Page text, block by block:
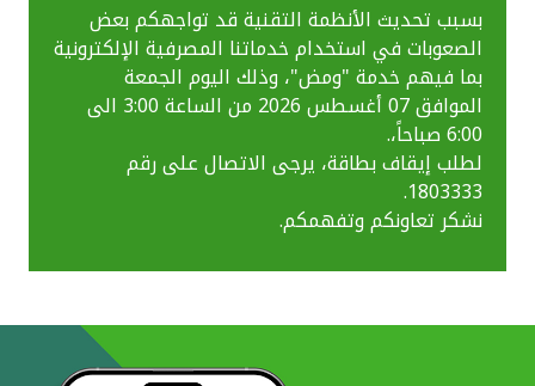
بسبب تحديث الأنظمة التقنية قد تواجهكم بعض
الصعوبات في استخدام خدماتنا المصرفية الإلكترونية
بما فيهم خدمة "ومض"، وذلك اليوم الجمعة
الموافق 07 أغسطس 2026 من الساعة 3:00 الى
6:00 صباحاً،.
لطلب إيقاف بطاقة، يرجى الاتصال على رقم
1803333.
نشكر تعاونكم وتفهمكم.